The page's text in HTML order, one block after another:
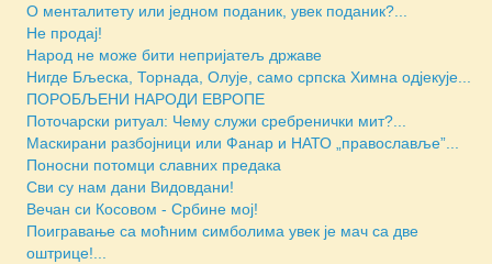
О менталитету или једном поданик, увек поданик?...
Не продај!
Народ не може бити непријатељ државе
Нигде Бљеска, Торнада, Олује, само српска Химна одјекује...
ПОРОБЉЕНИ НАРОДИ ЕВРОПЕ
Поточарски ритуал: Чему служи сребренички мит?...
Маскирани разбојници или Фанар и НАТО „православље”...
Поносни потомци славних предака
Сви су нам дани Видовдани!
Вечан си Косовом - Србине мој!
Поигравање са моћним симболима увек је мач са две
оштрице!...